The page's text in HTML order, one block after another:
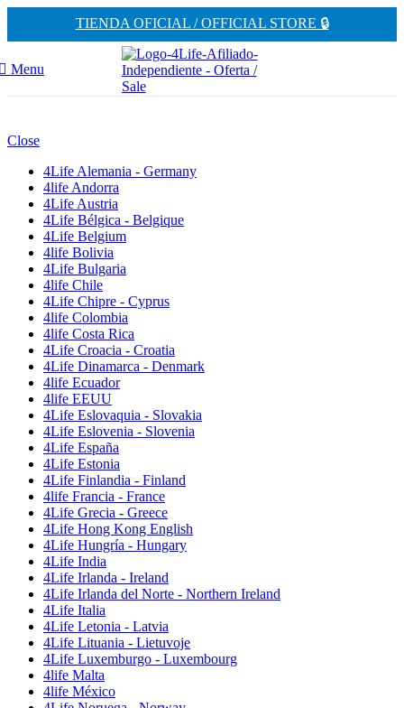
TIENDA OFICIAL / OFFICIAL STORE 🔒
Menu
Close
4Life Alemania - Germany
4life Andorra
4Life Austria
4Life Bélgica - Belgique
4Life Belgium
4life Bolivia
4Life Bulgaria
4life Chile
4Life Chipre - Cyprus
4life Colombia
4life Costa Rica
4Life Croacia - Croatia
4Life Dinamarca - Denmark
4life Ecuador
4life EEUU
4Life Eslovaquia - Slovakia
4Life Eslovenia - Slovenia
4Life España
4Life Estonia
4Life Finlandia - Finland
4life Francia - France
4Life Grecia - Greece
4Life Hong Kong English
4Life Hungría - Hungary
4Life India
4Life Irlanda - Ireland
4Life Irlanda del Norte - Northern Ireland
4Life Italia
4Life Letonia - Latvia
4Life Lituania - Lietuvoje
4Life Luxemburgo - Luxembourg
4life Malta
4life México